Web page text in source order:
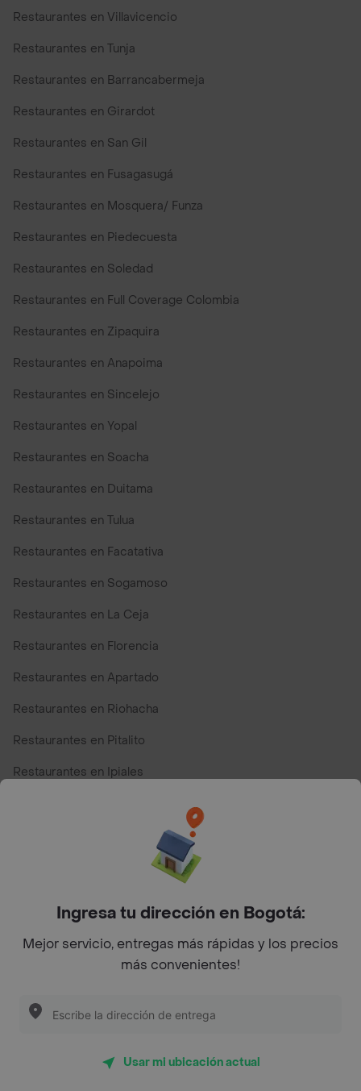
Restaurantes en Villavicencio
Restaurantes en Tunja
Restaurantes en Barrancabermeja
Restaurantes en Girardot
Restaurantes en San Gil
Restaurantes en Fusagasugá
Restaurantes en Mosquera/ Funza
Restaurantes en Piedecuesta
Restaurantes en Soledad
Restaurantes en Full Coverage Colombia
Restaurantes en Zipaquira
Restaurantes en Anapoima
Restaurantes en Sincelejo
Restaurantes en Yopal
Restaurantes en Soacha
Restaurantes en Duitama
Restaurantes en Tulua
Restaurantes en Facatativa
Restaurantes en Sogamoso
Restaurantes en La Ceja
Restaurantes en Florencia
Restaurantes en Apartado
Restaurantes en Riohacha
Restaurantes en Pitalito
Restaurantes en Ipiales
Top Marcas y Cadenas de Restaurantes
Encuéntranos en estos países
App Store Google play
Restaurantes cerca de mi para pedir Comida a Domicilio -
Ingresa tu dirección en Bogotá:
Mejor servicio, entregas más rápidas y los precios
más convenientes!
Usar mi ubicación actual